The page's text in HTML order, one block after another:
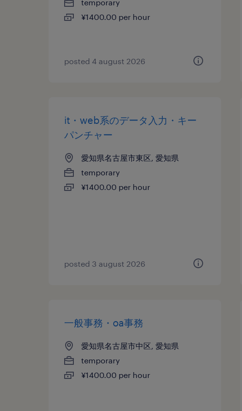
temporary
¥1400.00 per hour
posted 4 august 2026
it・web系のデータ入力・キー
パンチャー
愛知県名古屋市東区, 愛知県
temporary
¥1400.00 per hour
posted 3 august 2026
一般事務・oa事務
愛知県名古屋市中区, 愛知県
temporary
¥1400.00 per hour